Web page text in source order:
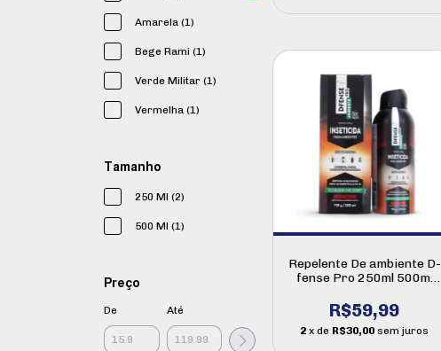
Amarela (1)
Bege Rami (1)
Verde Militar (1)
Vermelha (1)
Tamanho
250 Ml (2)
500 Ml (1)
Preço
De Até
Repelente De ambiente D-
fense Pro 250ml 500ml
R$59,99
2 x de R$30,00 sem juros